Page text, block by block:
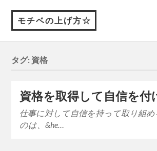
モチベの上げ方☆
タグ: 資格
資格を取得して自信を付
仕事に対して自信を持って取り組
のは、&he…